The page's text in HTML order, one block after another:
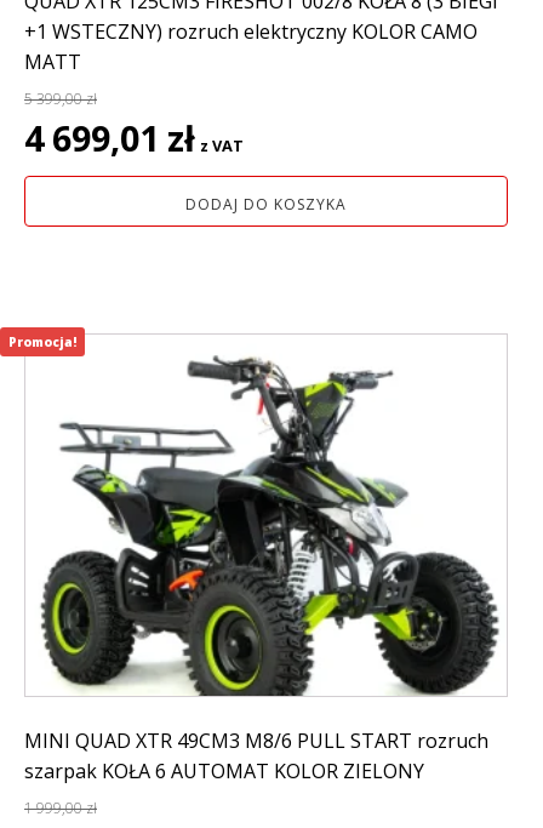
+1 WSTECZNY) rozruch elektryczny KOLOR CAMO
MATT
5 399,00zł
Pierwotna
cena
wynosiła:
4 699,01 zł cena
wynosi:
4
z VAT
DODAJ DO KOSZYKA
MINI QUAD XTR 49CM3 M8/6 PULL START rozruch
szarpak KOŁA 6 AUTOMAT KOLOR ZIELONY
1 999,00zł
Promocja!